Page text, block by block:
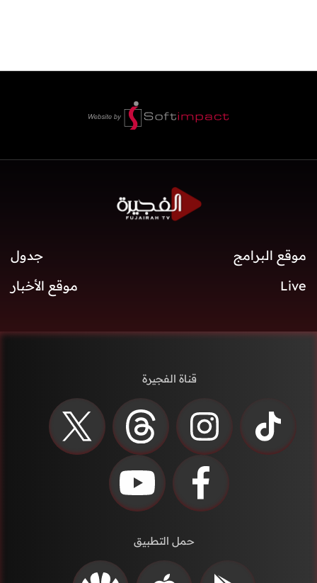
موقع البرامج
جدول
Live
موقع الأخبار
قناة الفجيرة
حمل التطبيق